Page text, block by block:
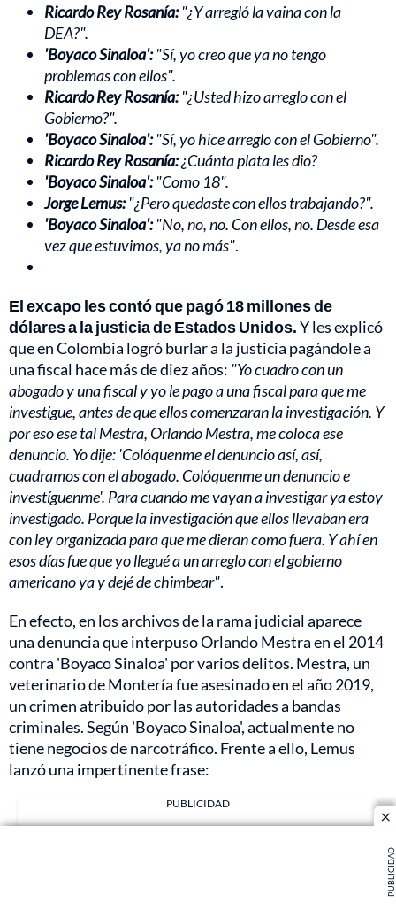
PUBLICIDAD
Ricardo Rey Rosanía:"¿Y arregló la vaina con la
DEA?".
'Boyaco Sinaloa':"Sí, yo creo que ya no tengo
problemas con ellos".
Ricardo Rey Rosanía:"¿Usted hizo arreglo con el
Gobierno?".
'Boyaco Sinaloa':"Sí, yo hice arreglo con el Gobierno".
Ricardo Rey Rosanía:¿Cuánta plata les dio?
'Boyaco Sinaloa':"Como 18".
Jorge Lemus:"¿Pero quedaste con ellos trabajando?".
'Boyaco Sinaloa':"No, no, no. Con ellos, no. Desde esa
vez que estuvimos, ya no más".
El excapo les contó que pagó 18 millones de
dólares a la justicia de Estados Unidos.Y les explicó
que en Colombia logró burlar a la justicia pagándole a
una fiscal hace más de diez años: "Yo cuadro con un
abogado y una fiscal y yo le pago a una fiscal para que me
investigue, antes de que ellos comenzaran la investigación. Y
por eso ese tal Mestra, Orlando Mestra, me coloca ese
denuncio. Yo dije: 'Colóquenme el denuncio así, así,
cuadramos con el abogado. Colóquenme un denuncio e
investíguenme'. Para cuando me vayan a investigar ya estoy
investigado. Porque la investigación que ellos llevaban era
con ley organizada para que me dieran como fuera. Y ahí en
esos días fue que yo llegué a un arreglo con el gobierno
americano ya y dejé de chimbear".
En efecto, en los archivos de la rama judicial aparece
una denuncia que interpuso Orlando Mestra en el 2014
contra 'Boyaco Sinaloa' por varios delitos. Mestra, un
veterinario de Montería fue asesinado en el año 2019,
un crimen atribuido por las autoridades a bandas
criminales. Según 'Boyaco Sinaloa', actualmente no
tiene negocios de narcotráfico. Frente a ello, Lemus
lanzó una impertinente frase:
PUBLICIDAD